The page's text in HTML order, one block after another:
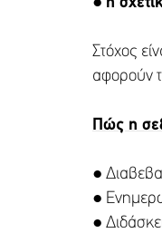
Στόχος
αφορούν
Πώς η
●
●
●